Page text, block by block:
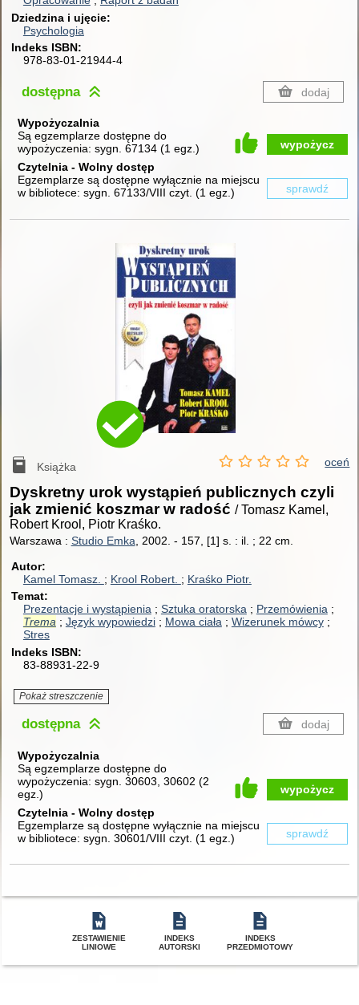
Dziedzina i ujęcie
Psychologia
Indeks ISBN
978-83-01-21944-4
dostępna dodaj
Wypożyczalnia
Są egzemplarze dostępne do
wypożyczenia: sygn. 67134 (1 egz.)
wypożycz
Czytelnia - Wolny dostęp
Egzemplarze są dostępne wyłącznie na miejscu
w bibliotece: sygn. 67133/VIII czyt. (1 egz.) sprawdź
Książka oceń
Dyskretny urok wystąpień publicznych czyli
jak zmienić koszmar w radość / Tomasz Kamel,
Robert Krool, Piotr Kraśko.
Warszawa : Studio Emka, 2002. - 157, [1] s. : il. ; 22 cm.
Autor
Kamel Tomasz.
Krool Robert.
Kraśko Piotr.
Temat
Prezentacje i wystąpienia
Sztuka oratorska
Przemówienia
Trema
Język wypowiedzi Mowa ciała
Wizerunek mówcy
Stres
Indeks ISBN
83-88931-22-9
Pokaż streszczenie
dostępna dodaj
Wypożyczalnia
Są egzemplarze dostępne do
wypożyczenia: sygn. 30603, 30602 (2
egz. )
wypożycz
Czytelnia - Wolny dostęp
Egzemplarze są dostępne wyłącznie na miejscu
w bibliotece: sygn. 30601/VIII czyt. (1 egz. ) sprawdź
ZESTAWIENIE
LINIOWE
INDEKS
AUTORSKI
INDEKS
PRZEDMIOTOWY